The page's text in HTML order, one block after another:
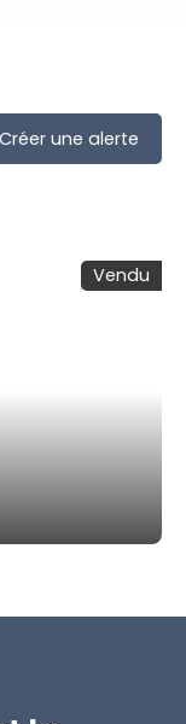
Créer une alerte
Vendu